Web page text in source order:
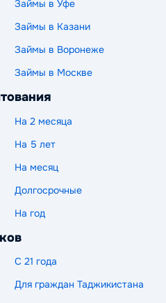
Займы в Уфе
Займы в Казани
Займы в Воронеже
Займы в Москве
На 2 месяца
На 5 лет
На месяц
Долгосрочные
На год
С 21 года
Для граждан Таджикистана